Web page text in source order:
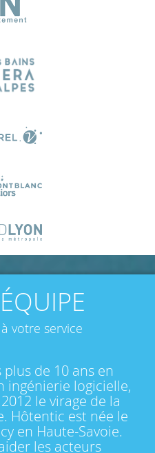
votre service
de 10 ans en
ingénierie logicielle,
le virage de la
Hôtentic est née le
en Haute-Savoie.
les acteurs